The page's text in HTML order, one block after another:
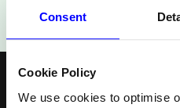
Consent
Cookie Policy
We use cookies to optimise